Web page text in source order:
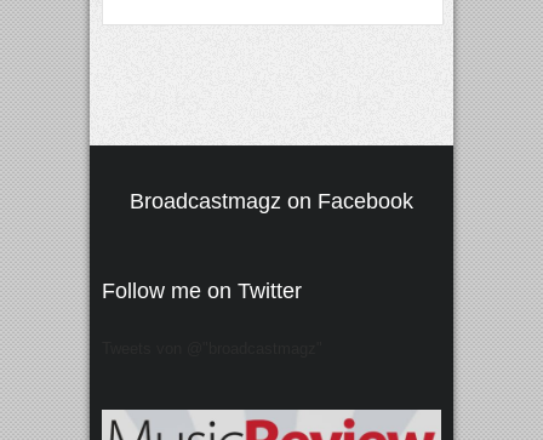
Broadcastmagz on Facebook
Follow me on Twitter